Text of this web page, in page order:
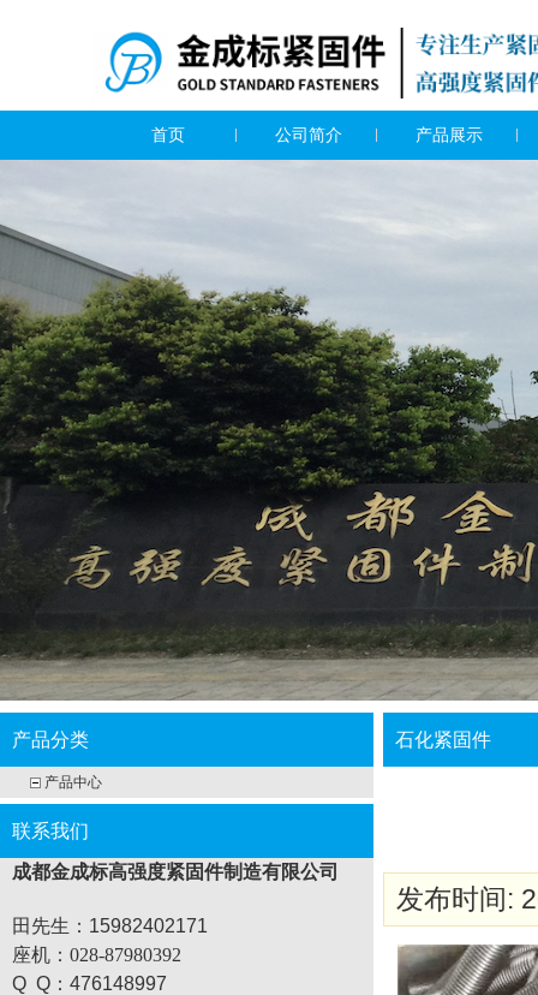
首页 公司简介 产品展示
产品分类
产品中心
联系我们
成都金成标高强度紧固件制造有限公司
田先生：15982402171
座机 ：028-87980392
Q Q：476148997
石化紧固件
发布时间: